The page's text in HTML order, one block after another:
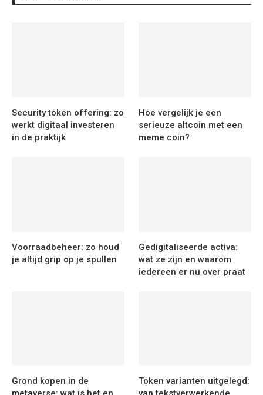
Security token offering: zo
werkt digitaal investeren
in de praktijk
Hoe vergelijk je een
serieuze altcoin met een
meme coin?
Voorraadbeheer: zo houd
je altijd grip op je spullen
Gedigitaliseerde activa:
wat ze zijn en waarom
iedereen er nu over praat
Grond kopen in de
Token varianten uitgelegd: